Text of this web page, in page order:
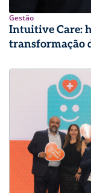
Gestão
Intuitive Care:
transformação